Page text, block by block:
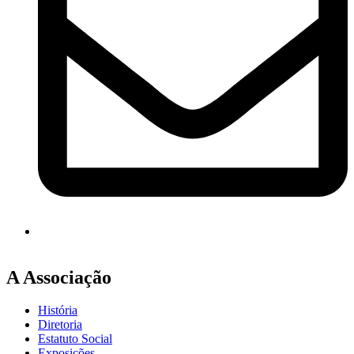
A Associação
História
Diretoria
Estatuto Social